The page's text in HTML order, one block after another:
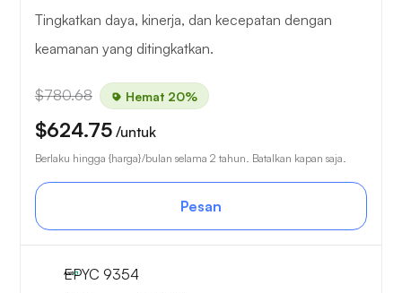
Tingkatkan daya, kinerja, dan kecepatan dengan
keamanan yang ditingkatkan.
$780.68 Hemat 20%
$624.75 /untuk
Berlaku hingga {harga}/bulan selama 2 tahun. Batalkan kapan saja.
Pesan
EPYC 9354